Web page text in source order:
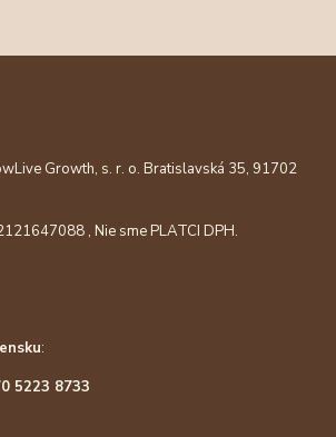
Growth, s. r. o. Bratislavská 35, 91702
, Nie sme PLATCI DPH.
:
0000 0070 5223 8733